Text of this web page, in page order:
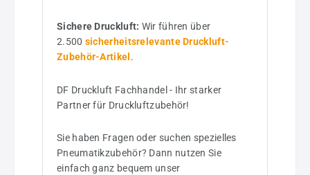
Sichere Druckluft: Wir führen über
2.500 sicherheitsrelevante Druckluft-
Zubehör-Artikel .
DF Druckluft Fachhandel - Ihr starker
Partner für Druckluftzubehör!
Sie haben Fragen oder suchen spezielles
Pneumatikzubehör? Dann nutzen Sie
einfach ganz bequem unser